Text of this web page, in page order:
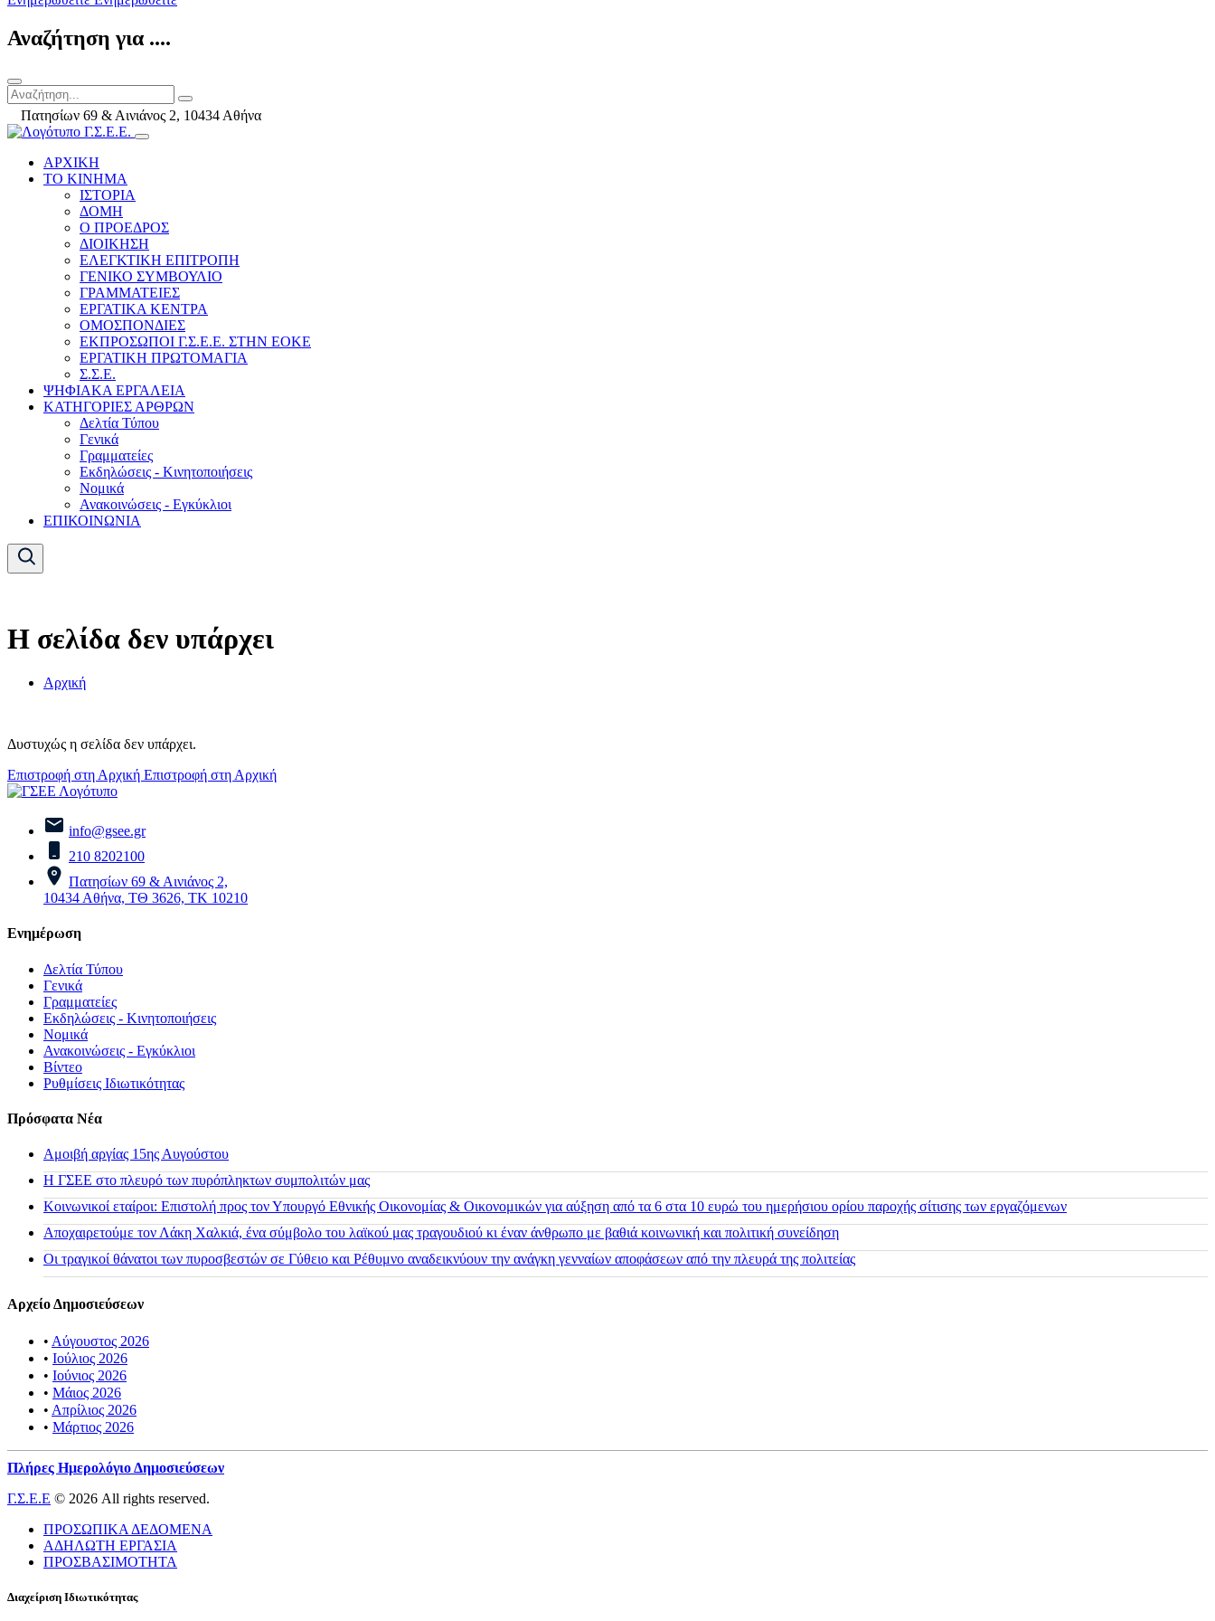
Αναζήτηση για ....
Πατησίων 69 & Αινιάνος 2, 10434 Αθήνα
ΑΡΧΙΚΗ
ΤΟ ΚΙΝΗΜΑ
ΙΣΤΟΡΙΑ
ΔΟΜΗ
Ο ΠΡΟΕΔΡΟΣ
ΔΙΟΙΚΗΣΗ
ΕΛΕΓΚΤΙΚΗ ΕΠΙΤΡΟΠΗ
ΓΕΝΙΚΟ ΣΥΜΒΟΥΛΙΟ
ΓΡΑΜΜΑΤΕΙΕΣ
ΕΡΓΑΤΙΚΑ ΚΕΝΤΡΑ
ΟΜΟΣΠΟΝΔΙΕΣ
ΕΚΠΡΟΣΩΠΟΙ Γ.Σ.Ε.Ε. ΣΤΗΝ ΕΟΚΕ
ΕΡΓΑΤΙΚΗ ΠΡΩΤΟΜΑΓΙΑ
Σ.Σ.Ε.
ΨΗΦΙΑΚΑ ΕΡΓΑΛΕΙΑ
ΚΑΤΗΓΟΡΙΕΣ ΑΡΘΡΩΝ
Δελτία Τύπου
Γενικά
Γραμματείες
Εκδηλώσεις - Κινητοποιήσεις
Νομικά
Ανακοινώσεις - Εγκύκλιοι
ΕΠΙΚΟΙΝΩΝΙΑ
Η σελίδα δεν υπάρχει
Αρχική
Δυστυχώς η σελίδα δεν υπάρχει.
Επιστροφή στη Αρχική Επιστροφή στη Αρχική
info@gsee.gr
210 8202100
Πατησίων 69 & Αινιάνος 2,
10434 Αθήνα, ΤΘ 3626, ΤΚ 10210
Ενημέρωση
Δελτία Τύπου
Γενικά
Γραμματείες
Εκδηλώσεις - Κινητοποιήσεις
Νομικά
Ανακοινώσεις - Εγκύκλιοι
Βίντεο
Ρυθμίσεις Ιδιωτικότητας
Πρόσφατα Νέα
Αμοιβή αργίας 15ης Αυγούστου
H ΓΣΕΕ στο πλευρό των πυρόπληκτων συμπολιτών μας
Κοινωνικοί εταίροι: Επιστολή προς τον Υπουργό Εθνικής Οικονομίας & Οικονομικών για αύξηση από τα 6 στα 10 ευρώ του ημερήσιου ορίου παροχής σίτισης των εργαζόμενων
Αποχαιρετούμε τον Λάκη Χαλκιά, ένα σύμβολο του λαϊκού μας τραγουδιού κι έναν άνθρωπο με βαθιά κοινωνική και πολιτική συνείδηση
Οι τραγικοί θάνατοι των πυροσβεστών σε Γύθειο και Ρέθυμνο αναδεικνύουν την ανάγκη γενναίων αποφάσεων από την πλευρά της πολιτείας
Αρχείο Δημοσιεύσεων
• Αύγουστος 2026
• Ιούλιος 2026
• Ιούνιος 2026
• Μάιος 2026
• Απρίλιος 2026
• Μάρτιος 2026
Πλήρες Ημερολόγιο Δημοσιεύσεων
Γ.Σ.Ε.Ε © 2026 All rights reserved.
ΠΡΟΣΩΠΙΚΑ ΔΕΔΟΜΕΝΑ
ΑΔΗΛΩΤΗ ΕΡΓΑΣΙΑ
ΠΡΟΣΒΑΣΙΜΟΤΗΤΑ
Διαχείριση Ιδιωτικότητας